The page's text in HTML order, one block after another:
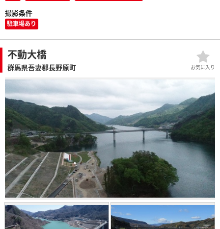
撮影条件
駐車場あり
不動大橋
群馬県吾妻郡長野原町 お気に入り